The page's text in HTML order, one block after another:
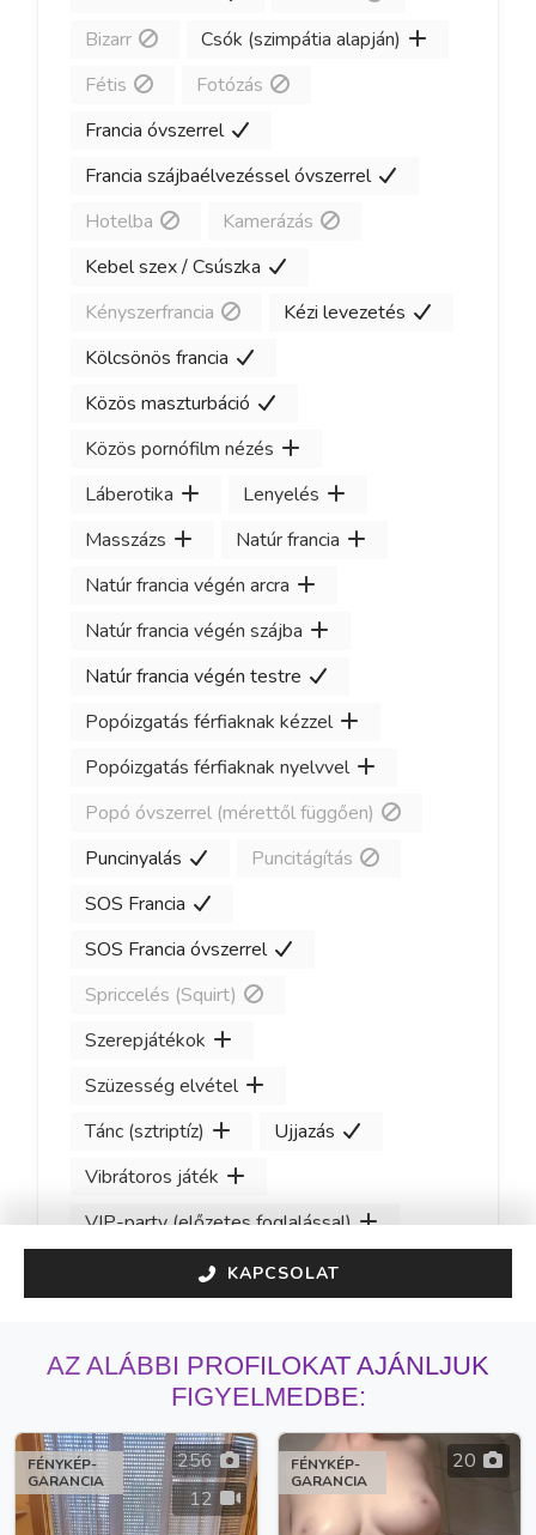
Bizarr
Csók (szimpátia alapján)
Fétis
Fotózás
Francia óvszerrel
Francia szájbaélvezéssel óvszerrel
Hotelba
Kamerázás
Kebel szex / Csúszka
Kényszerfrancia
Kézi levezetés
Kölcsönös francia
Közös maszturbáció
Közös pornófilm nézés
Láberotika
Lenyelés
Masszázs
Natúr francia
Natúr francia végén arcra
Natúr francia végén szájba
Natúr francia végén testre
Popóizgatás férfiaknak kézzel
Popóizgatás férfiaknak nyelvvel
Popó óvszerrel (mérettől függően)
Puncinyalás
Puncitágítás
SOS Francia
SOS Francia óvszerrel
Spriccelés (Squirt)
Szerepjátékok
Szüzesség elvétel
Tánc (sztriptíz)
Ujjazás
Vibrátoros játék
VIP-party (előzetes foglalással)
KAPCSOLAT
AZ ALÁBBI PROFILOKAT AJÁNLJUK
FIGYELMEDBE:
FÉNYKÉP-
GARANCIA
256
12
FÉNYKÉP-
GARANCIA
20